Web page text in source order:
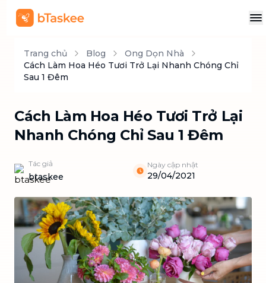
Trang chủ Blog
Ong Dọn Nhà
Cách Làm Hoa Héo Tươi Trở Lại Nhanh Chóng Chỉ
Sau 1 Đêm
Cách Làm Hoa Héo Tươi Trở Lại
Nhanh Chóng Chỉ Sau 1 Đêm
Tác giả
btaskee
Ngày cập nhật
29/04/2021